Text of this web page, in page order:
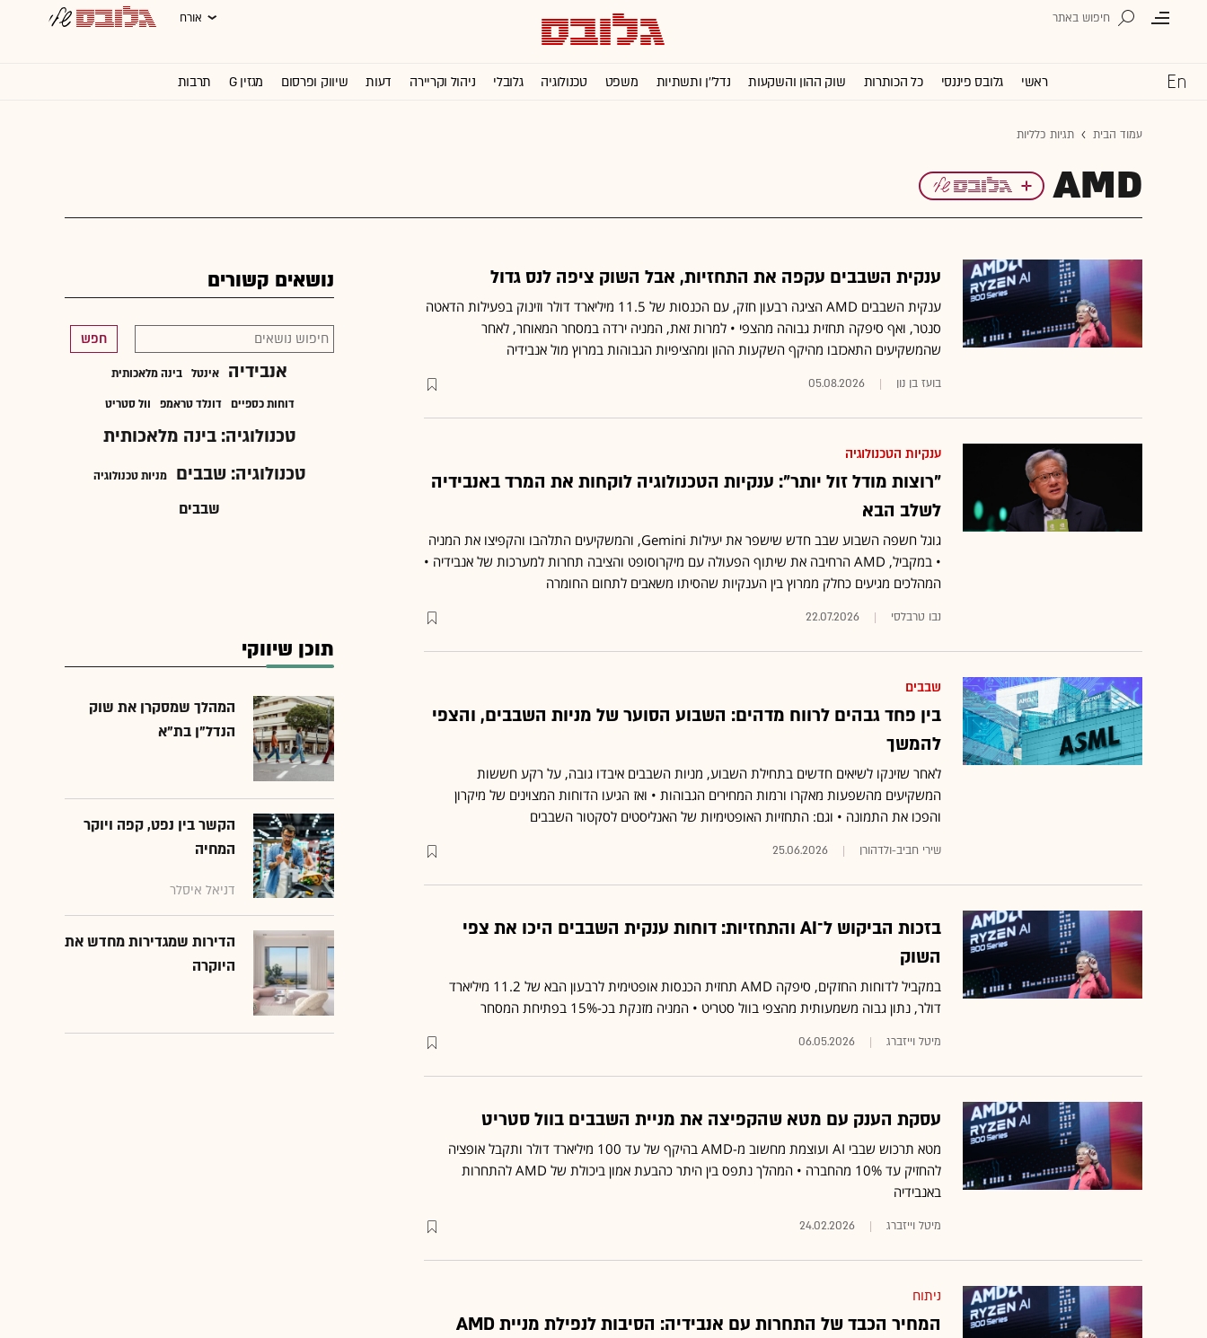
אורח
ראשי גלובס פיננסי כל הכותרות שוק ההון והשקעות נדל''ן ותשתיות משפט טכנולוגיה גלובלי ניהול וקריירה דעות שיווק ופרסום מגזין G תרבות
עמוד הבית תגיות כלליות
AMD
ענקית השבבים עקפה את התחזיות, אבל השוק ציפה לנס גדול
ענקית השבבים AMD הציגה רבעון חזק, עם הכנסות של 11.5 מיליארד דולר וזינוק בפעילות הדאטה
סנטר, ואף סיפקה תחזית גבוהה מהצפי • למרות זאת, המניה ירדה במסחר המאוחר, לאחר
שהמשקיעים התאכזבו מהיקף השקעות ההון ומהציפיות הגבוהות במרוץ מול אנבידיה
בועז בן נון 05.08.2026
ענקיות הטכנולוגיה
"רוצות מודל זול יותר": ענקיות הטכנולוגיה לוקחות את המרד באנבידיה
לשלב הבא
גוגל חשפה השבוע שבב חדש שישפר את יעילות Gemini, והמשקיעים התלהבו והקפיצו את המניה
• במקביל, AMD הרחיבה את שיתוף הפעולה עם מיקרוסופט והציבה תחרות למערכות של אנבידיה •
המהלכים מגיעים כחלק ממרוץ בין הענקיות שהסיתו משאבים לתחום החומרה
נבו טרבלסי 22.07.2026
שבבים
בין פחד גבהים לרווח מדהים: השבוע הסוער של מניות השבבים, והצפי
להמשך
לאחר שזינקו לשיאים חדשים בתחילת השבוע, מניות השבבים איבדו גובה, על רקע חששות
המשקיעים מהשפעות מאקרו ורמות המחירים הגבוהות • ואז הגיעו הדוחות המצוינים של מיקרון
והפכו את התמונה • וגם: התחזיות האופטימיות של האנליסטים לסקטור השבבים
שירי חביב-ולדהורן 25.06.2026
בזכות הביקוש ל־AI והתחזיות: דוחות ענקית השבבים היכו את צפי
השוק
במקביל לדוחות החזקים, סיפקה AMD תחזית הכנסות אופטימית לרבעון הבא של 11.2 מיליארד
דולר, נתון גבוה משמעותית מהצפי בוול סטריט • המניה מזנקת בכ-15% בפתיחת המסחר
מיטל וייזברג 06.05.2026
עסקת הענק עם מטא שהקפיצה את מניית השבבים בוול סטריט
מטא תרכוש שבבי AI ועוצמת מחשוב מ-AMD בהיקף של עד 100 מיליארד דולר ותקבל אופציה
להחזיק עד 10% מהחברה • המהלך נתפס בין היתר כהבעת אמון ביכולת של AMD להתחרות
באנבידיה
מיטל וייזברג 24.02.2026
ניתוח
המחיר הכבד של התחרות עם אנבידיה: הסיבות לנפילת מניית AMD
נושאים קשורים
חפש
אנבידיה אינטל בינה מלאכותית
דוחות כספיים דונלד טראמפ וול סטריט
טכנולוגיה: בינה מלאכותית
טכנולוגיה: שבבים
מניות טכנולוגיה
שבבים
תוכן שיווקי
המהלך שמסקרן את שוק
הנדל"ן בת"א
הקשר בין נפט, קפה ויוקר
המחיה
דניאל איסלר
הדירות שמגדירות מחדש את
היוקרה